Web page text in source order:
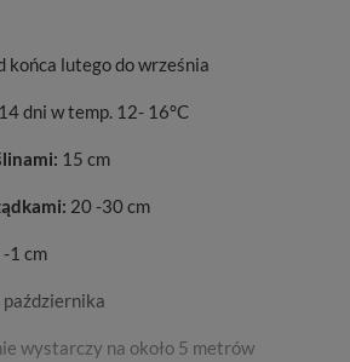
końca lutego do września
dni w temp. 12- 16°C
15 cm
20 -30 cm
1 cm
października
wystarczy na około 5 metrów